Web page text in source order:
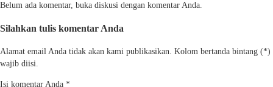
Belum ada komentar, buka diskusi dengan komentar Anda.
Silahkan tulis komentar Anda
Alamat email Anda tidak akan kami publikasikan. Kolom bertanda bintang (*)
wajib diisi.
Isi komentar Anda *